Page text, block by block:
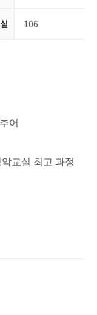
106
어
악교실 최고 과정